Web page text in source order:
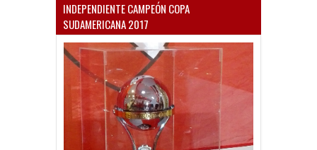
INDEPENDIENTE CAMPEÓN COPA
SUDAMERICANA 2017